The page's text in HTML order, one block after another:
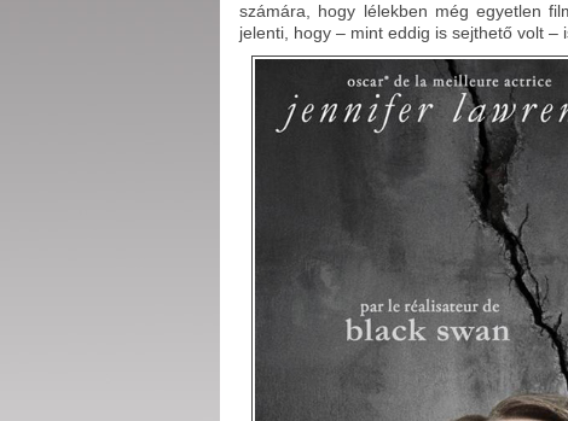
számára, hogy lélekben még egyetlen
jelenti, hogy – mint eddig is sejthető volt –